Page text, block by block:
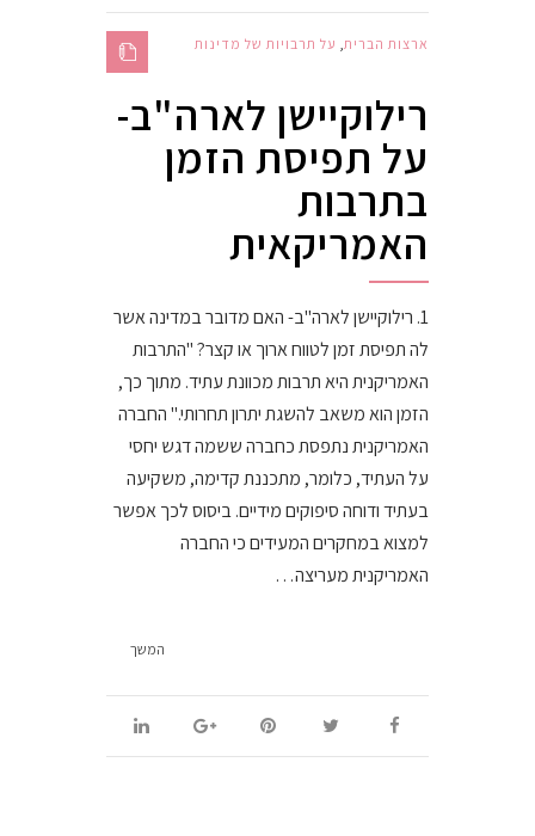
ארצות הברית על תרבויות של מדינות
רילוקיישן לארה"ב-
על תפיסת הזמן
בתרבות
האמריקאית
1. רילוקיישן לארה"ב- האם מדובר במדינה אשר
לה תפיסת זמן לטווח ארוך או קצר? "התרבות
האמריקנית היא תרבות מכוונת עתיד. מתוך כך,
הזמן הוא משאב להשגת יתרון תחרותי." החברה
האמריקנית נתפסת כחברה ששמה דגש יחסי
על העתיד, כלומר, מתכננת קדימה, משקיעה
בעתיד ודוחה סיפוקים מידיים. ביסוס לכך אפשר
למצוא במחקרים המעידים כי החברה
האמריקנית מעריצה…
המשך